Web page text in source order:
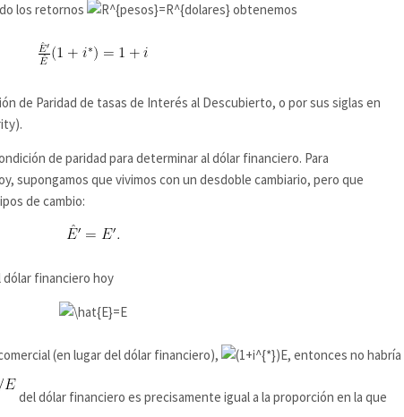
los retornos obtenemos
de Paridad de tasas de Interés al Descubierto, o por sus siglas en
de paridad para determinar al dólar financiero. Para
supongamos que vivimos con un desdoble cambiario, pero que
de cambio:
financiero hoy
(en lugar del dólar financiero), , entonces no habría
del dólar financiero es precisamente igual a la proporción en la que